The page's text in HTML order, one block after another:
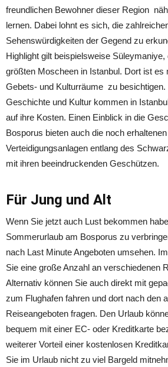
freundlichen Bewohner dieser Region
lernen. Dabei lohnt es sich, die
Sehenswürdigkeiten der Gegend zu
Highlight gilt beispielsweise Süleymaniye,
größten Moscheen in Istanbul. Dort ist es
Gebets- und Kulturräume zu besichtigen.
Geschichte und Kultur kommen in
auf ihre Kosten. Einen Einblick in die
Bosporus bieten auch die noch erhaltenen
Verteidigungsanlagen entlang des
mit ihren beeindruckenden Geschützen.
Für Jung und Alt
Wenn Sie jetzt auch Lust bekommen
Sommerurlaub am Bosporus zu
nach Last Minute Angeboten umsehen.
Sie eine große Anzahl an verschiedenen
Alternativ können Sie auch direkt mit
zum Flughafen fahren und dort nach den
Reiseangeboten fragen. Den Urlaub
bequem mit einer EC- oder Kreditkarte
weiterer Vorteil einer kostenlosen
Sie im Urlaub nicht zu viel Bargeld